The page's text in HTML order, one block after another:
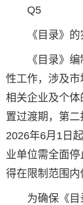
Q5
《目录》
《目录》
性工作，涉及
相关企业及个
置过渡期，第
2026年6月1日
业单位需全面
得在限制范围内
为确保《